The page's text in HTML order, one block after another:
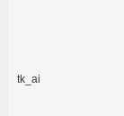
tk_ai